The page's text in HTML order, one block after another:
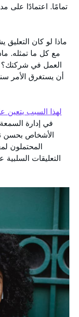
تمامًا. اعتمادًا على
ماذا لو كان
مع كل ما تمثله.
العمل في شركتك؟
أن يستغرق الأمر
لهذا السبب يتعين
في إدارة
الأشخاص بحسن
المحتملون
التعليقات